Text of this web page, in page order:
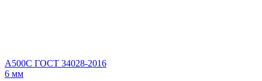
А500С ГОСТ 34028-2016
6 мм